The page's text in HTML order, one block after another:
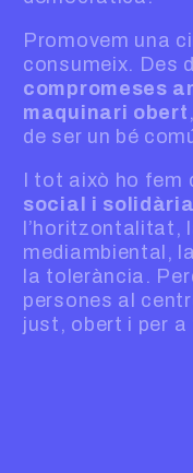
Promovem una
consumeix. Des
compromeses
maquinari obert
de ser un bé
I tot això ho fem
social i solidària
l’horitzontalitat,
mediambiental,
la tolerància.
persones al
just, obert i per